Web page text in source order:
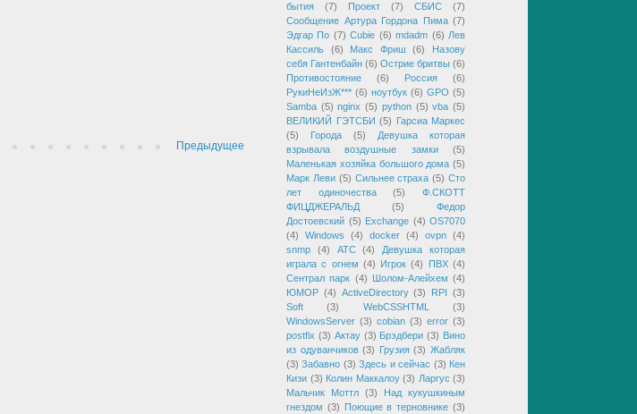
Предыдущее
бытия
(7) Проект (7) СБИС
(7)
Сообщение Артура Гордона Пима (7)
Эдгар По (7) Cubie (6) mdadm (6) Лев
Кассиль
(6) Макс Фриш (6)
Назову
себя Гантенбайн (6) Острие бритвы (6)
Противостояние
(6) Россия
(6)
РукиНеИзЖ*** (6) ноутбук (6) GPO (5)
Samba (5) nginx (5) python (5) vba (5)
ВЕЛИКИЙ ГЭТСБИ (5)
Гарсиа Маркес
(5)
Города (5)
Девушка которая
взрывала воздушные замки
(5)
Маленькая хозяйка большого дома (5)
Марк Леви (5) Сильнее страха (5) Сто
лет одиночества
(5)
Ф.СКОТТ
ФИЦДЖЕРАЛЬД
(5)
Федор
Достоевский (5) Exchange (4) OS7070
(4)
Windows (4) docker (4) ovpn (4)
snmp
(4) АТС (4)
Девушка которая
играла с огнем (4) Игрок (4) ПВХ (4)
Сентрал парк (4) Шолом-Алейхем (4)
ЮМОР (4) ActiveDirectory (3) RPI
(3)
Soft
(3) WebCSSHTML
(3)
WindowsServer (3) cobian (3) error (3)
postfix (3) Актау (3) Брэдбери (3) Вино
из одуванчиков (3) Грузия (3) Жабляк
(3) Забавно (3) Здесь и сейчас (3) Кен
Кизи (3) Колин Маккалоу (3) Ларгус (3)
Мальчик Моттл (3)
Над кукушкиным
гнездом (3) Поющие в терновнике (3)